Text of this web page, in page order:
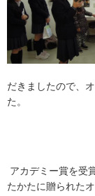
だきましたので、
た。
アカデミー賞を受
たかたに贈られた